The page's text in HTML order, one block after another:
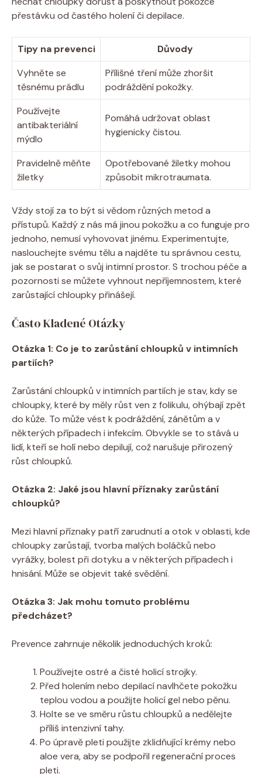
přestávku od častého holení či depilace.
Tipy na prevenci
Důvody
Vyhněte se
těsnému prádlu
Přílišné tření může zhoršit
podráždění pokožky.
Používejte
antibakteriální
mýdlo
Pomáhá udržovat oblast
hygienicky čistou.
Pravidelně měňte
žiletky
Opotřebované žiletky mohou
způsobit mikrotraumata.
Vždy stojí za to být si vědom různých metod a
přístupů. Každý z nás má jinou pokožku a co funguje pro
jednoho, nemusí vyhovovat jinému. Experimentujte,
naslouchejte svému tělu a najděte tu správnou cestu,
jak se postarat o svůj intimní prostor. S trochou péče a
pozornosti se můžete vyhnout nepříjemnostem, které
zarůstající chloupky přinášejí.
Často Kladené Otázky
Otázka 1: Co je to zarůstání chloupků v intimních
partiích?
Zarůstání chloupků v intimních partiích je stav, kdy se
chloupky, které by měly růst ven z folikulu, ohýbají zpět
do kůže. To může vést k podráždění, zánětům a v
některých případech i infekcím. Obvykle se to stává u
lidí, kteří se holí nebo depilují, což narušuje přirozený
růst chloupků.
Otázka 2: Jaké jsou hlavní příznaky zarůstání
chloupků?
Mezi hlavní příznaky patří zarudnutí a otok v oblasti, kde
chloupky zarůstají, tvorba malých boláčků nebo
vyrážky, bolest při dotyku a v některých případech i
hnisání. Může se objevit také svědění.
Otázka 3: Jak mohu tomuto problému
předcházet?
Prevence zahrnuje několik jednoduchých kroků:
Používejte ostré a čisté holicí strojky.
Před holením nebo depilací navlhčete pokožku
teplou vodou a použijte holicí gel nebo pěnu.
Holte se ve směru růstu chloupků a nedělejte
příliš intenzivní tahy.
Po úpravě pleti použijte zklidňující krémy nebo
aloe vera, aby se podpořil regenerační proces
pleti.